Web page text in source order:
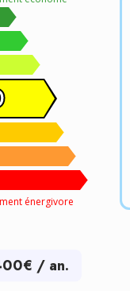
énergivore
/ an.